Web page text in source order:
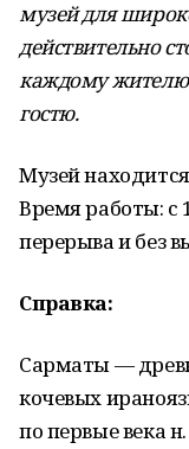
музей для
действительно
каждому
гостю.
Музей
Время работы: с
перерыва и без
Справка:
Сарматы —
кочевых
по первые века